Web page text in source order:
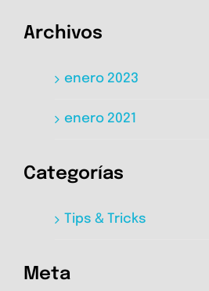
Archivos
enero 2023
enero 2021
Categorías
Tips & Tricks
Meta